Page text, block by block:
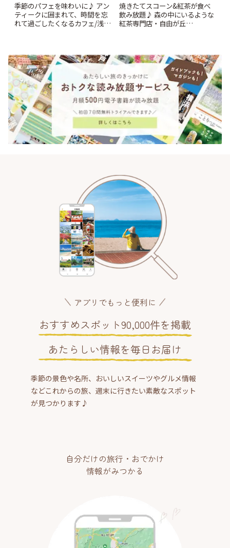
季節のパフェを味わいに♪ アン
ティークに囲まれて、時間を忘
れて過ごしたくなるカフェ/浅草
焼きたてスコーン&紅茶が食べ
飲み放題♪ 森の中にいるような
紅茶専門店・自由が丘
アプリでもっと便利に
おすすめスポット90,000件を掲載
あたらしい情報を毎日お届け
季節の景色や名所、おいしいスイーツやグルメ情報
などこれからの旅、週末に行きたい素敵なスポット
が見つかります♪
自分だけの旅行・おでかけ
情報がみつかる